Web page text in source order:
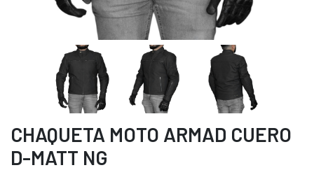
CHAQUETA MOTO ARMAD CUERO
D-MATT NG